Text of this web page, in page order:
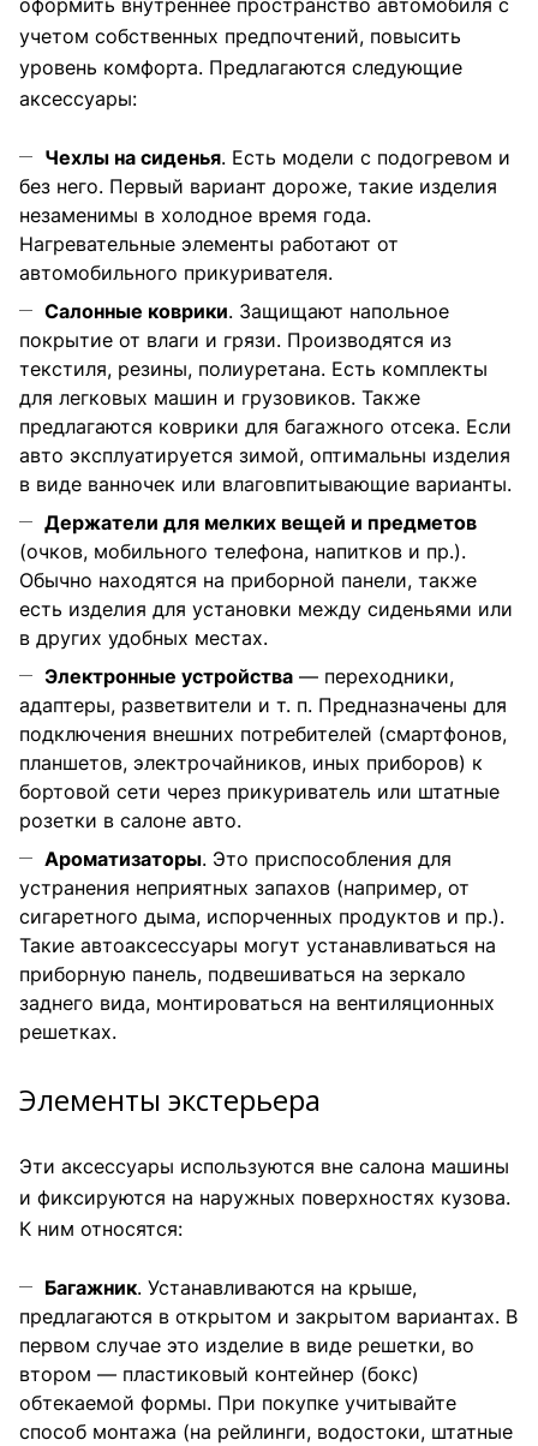
оформить внутреннее пространство автомобиля с
учетом собственных предпочтений, повысить
уровень комфорта. Предлагаются следующие
аксессуары:
Чехлы на сиденья. Есть модели с подогревом и
без него. Первый вариант дороже, такие изделия
незаменимы в холодное время года.
Нагревательные элементы работают от
автомобильного прикуривателя.
Салонные коврики. Защищают напольное
покрытие от влаги и грязи. Производятся из
текстиля, резины, полиуретана. Есть комплекты
для легковых машин и грузовиков. Также
предлагаются коврики для багажного отсека. Если
авто эксплуатируется зимой, оптимальны изделия
в виде ванночек или влаговпитывающие варианты.
Держатели для мелких вещей и предметов
(очков, мобильного телефона, напитков и пр.).
Обычно находятся на приборной панели, также
есть изделия для установки между сиденьями или
в других удобных местах.
Электронные устройства — переходники,
адаптеры, разветвители и т. п. Предназначены для
подключения внешних потребителей (смартфонов,
планшетов, электрочайников, иных приборов) к
бортовой сети через прикуриватель или штатные
розетки в салоне авто.
Ароматизаторы. Это приспособления для
устранения неприятных запахов (например, от
сигаретного дыма, испорченных продуктов и пр.).
Такие автоаксессуары могут устанавливаться на
приборную панель, подвешиваться на зеркало
заднего вида, монтироваться на вентиляционных
решетках.
Элементы экстерьера
Эти аксессуары используются вне салона машины
и фиксируются на наружных поверхностях кузова.
К ним относятся:
Багажник. Устанавливаются на крыше,
предлагаются в открытом и закрытом вариантах. В
первом случае это изделие в виде решетки, во
втором — пластиковый контейнер (бокс)
обтекаемой формы. При покупке учитывайте
способ монтажа (на рейлинги, водостоки, штатные